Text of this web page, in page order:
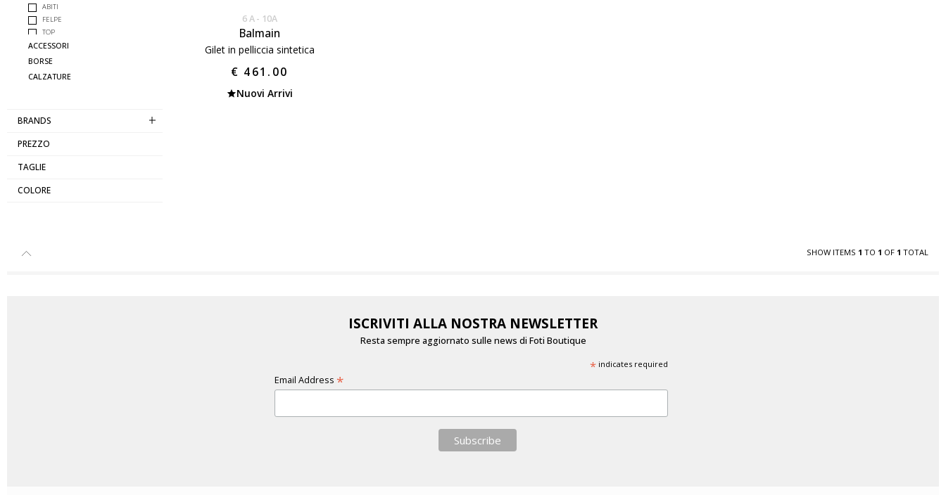
ABITI
FELPE
TOP
GIUBBOTTI
COMPLETO
ACCESSORI
BORSE
CALZATURE
BRANDS
PREZZO
TAGLIE
COLORE
6 A 10A
Balmain
Gilet in pelliccia sintetica
€ 461.00
Nuovi Arrivi
SHOW ITEMS 1 TO 1 OF 1 TOTAL
ISCRIVITI ALLA NOSTRA NEWSLETTER
Resta sempre aggiornato sulle news di Foti Boutique
*indicates required
Email Address *